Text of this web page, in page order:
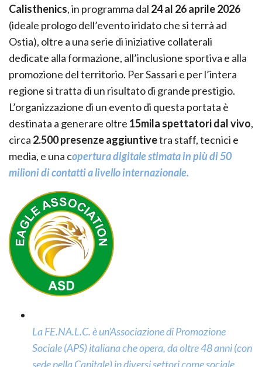
Calisthenics, in programma dal 24 al 26 aprile 2026
(ideale prologo dell’evento iridato che si terrà ad
Ostia), oltre a una serie di iniziative collaterali
dedicate alla formazione, all’inclusione sportiva e alla
promozione del territorio. Per Sassari e per l’intera
regione si tratta di un risultato di grande prestigio.
L’organizzazione di un evento di questa portata è
destinata a generare oltre 15mila spettatori dal vivo,
circa 2.500 presenze aggiuntivetra staff, tecnici e
media, e una copertura digitale stimata in più di 50
milioni di contatti a livello internazionale.
La FE.NA.L.C. è un’Associazione di Promozione
Sociale (APS) italiana che opera, da oltre 48 anni (con
sede nella Capitale) in diversi settori come sociale,